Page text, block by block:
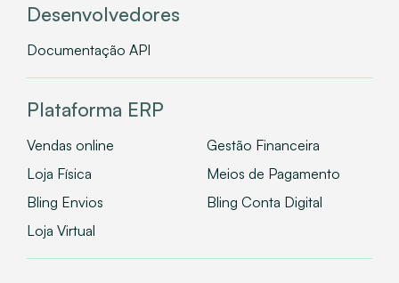
Desenvolvedores
Documentação API
Plataforma ERP
Vendas online
Loja Física
Bling Envios
Loja Virtual
Gestão Financeira
Meios de Pagamento
Bling Conta Digital